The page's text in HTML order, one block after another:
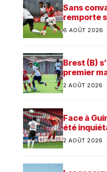
Sans
remporte
dans sa
6 AOÛT 2026
Brest (B)
premier
préparation
2 AOÛT 2026
Face à
été
consistant
2 AOÛT 2026